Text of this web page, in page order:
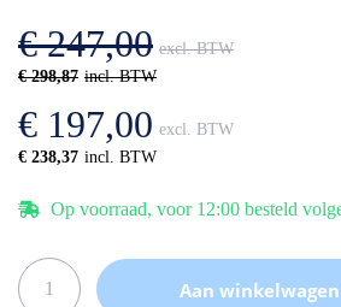
gallerij
€ 298,87
€ 247,00
€ 238,37
€ 197,00
Op voorraad, voor 12:00 besteld
Aan